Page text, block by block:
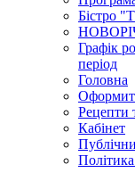
Бістро
Графік
період
Головна
Рецепти
Кабінет